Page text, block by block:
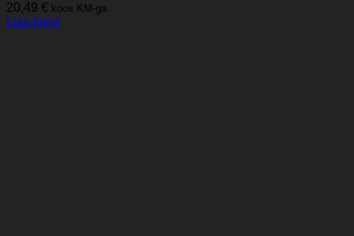
20,49 € koos KM-ga
Lisa korvi